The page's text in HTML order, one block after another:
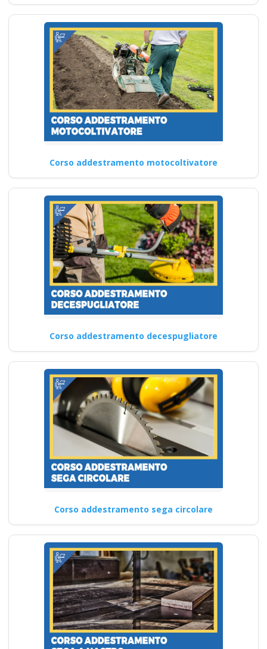
Corso addestramento motocoltivatore
Corso addestramento decespugliatore
Corso addestramento sega circolare